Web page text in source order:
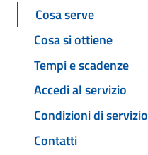
Cosa serve
Cosa si ottiene
Tempi e scadenze
Accedi al servizio
Condizioni di servizio
Contatti